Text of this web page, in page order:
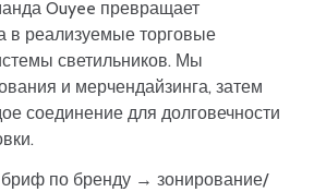
Ouyee превращает
в реализуемые торговые
светильников. Мы
и мерчендайзинга, затем
соединение для долговечности
бриф по бренду → зонирование/